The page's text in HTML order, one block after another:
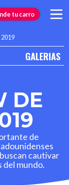
tu carro
GALERIAS
DE
de
cautivar
del mundo.